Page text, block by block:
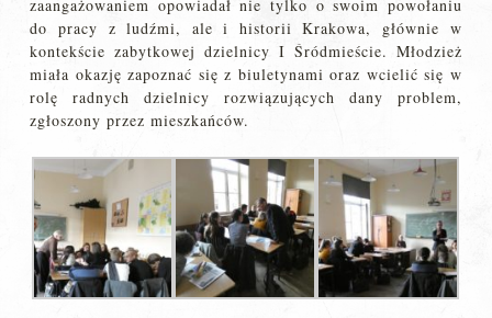
zaangażowaniem opowiadał nie tylko o swoim powołaniu
do pracy z ludźmi, ale i historii Krakowa, głównie w
kontekście zabytkowej dzielnicy I Śródmieście. Młodzież
miała okazję zapoznać się z biuletynami oraz wcielić się w
rolę radnych dzielnicy rozwiązujących dany problem,
zgłoszony przez mieszkańców.